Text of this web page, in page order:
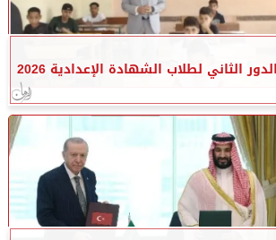
الثاني لطلاب الشهادة الإعدادية 2026